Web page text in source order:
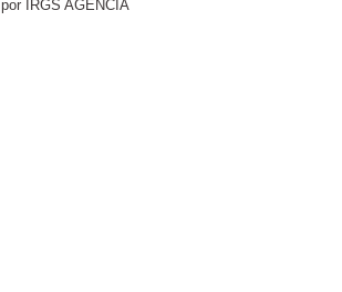
por IRGS AGÊNCIA